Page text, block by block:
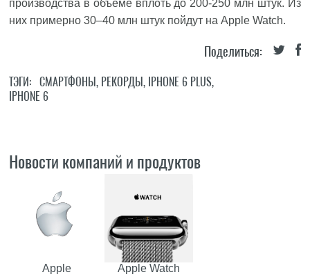
производства в объеме вплоть до 200-250 млн штук. Из
них примерно 30–40 млн штук пойдут на Apple Watch.
Поделиться:
ТЭГИ: СМАРТФОНЫ, РЕКОРДЫ, IPHONE 6 PLUS,
IPHONE 6
Новости компаний и продуктов
Apple Apple Watch